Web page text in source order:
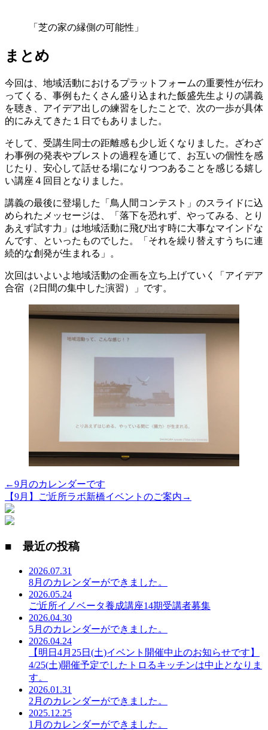
「芝の家の縁側の可能性」
まとめ
今回は、地域活動におけるプラットフォームの重要性が伝わ
ってくる、事例もたくさん盛り込まれた飯盛先生よりの講義
を聴き、アイデア出しの練習をしたことで、次の一歩が具体
的にみえてきた１日でもありました。
そして、受講生同士の距離感も少し近くなりました。ざわざ
わ事例の発表やブレストの過程を通じて、お互いの個性を感
じたり、安心して話せる場になりつつあることを感じる嬉し
い講座４回目となりました。
講義の最後に登場した「鳥人間コンテスト」のスライドに込
められたメッセージは、「落下を恐れず、やってみる、とり
あえず試す力」は地域活動に飛び出す時に大事なマインドな
んです、といったものでした。「それを繰り替えすうちに連
続的な創発が生まれる」。
次回はいよいよ地域活動の企画を立ち上げていく「アイデア
合宿（2日間の集中した演習）」です。
←9月のカレンダーです
【9月】ご近所ラボ新橋イベントのご案内→
■ 最近の投稿
2026.07.31
8月のカレンダーができました。
2026.05.24
ご近所イノベータ養成講座14期受講者募集
2026.04.30
5月のカレンダーができました。
2026.04.24
【明日4月25日(土)イベント開催中止のお知らせです】
4/25(土)開催予定でしたトロるキッチンは中止となりま
す。
2026.01.31
2月のカレンダーができました。
2025.12.25
1月のカレンダーができました。